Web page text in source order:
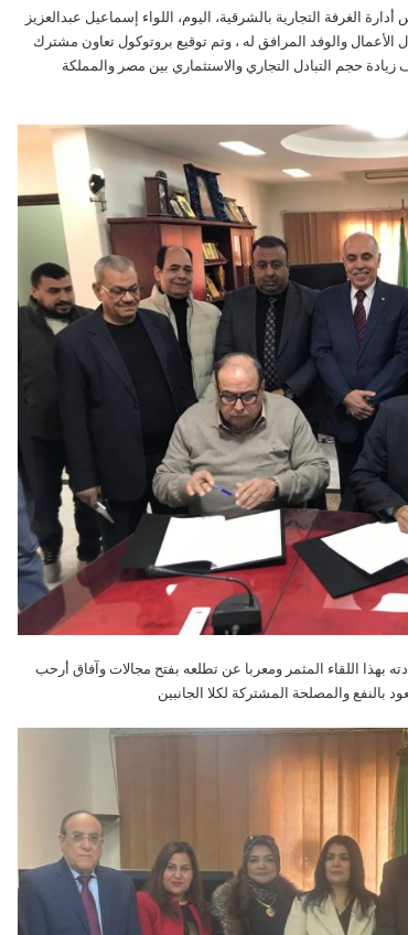
التجاري
مغلقة
الغرفة التجارية بالشرقية، اليوم، اللواء إسماعيل عبدالعزيز
والوفد المرافق له ، وتم توقيع بروتوكول تعاون مشترك
زيادة حجم التبادل التجاري والاستثماري بين مصر والمملكة
اللقاء المثمر ومعربا عن تطلعه بفتح مجالات وآفاق أرحب
بالنفع والمصلحة المشتركة لكلا الجانبين